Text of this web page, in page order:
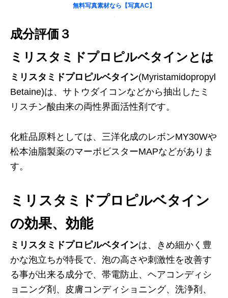
無料写真素材なら【写真AC】
成分評価３
ミリスタミドプロピルベタインとは
ミリスタミドプロピルベタイン(Myristamidopropyl
Betaine)は、サトウダイコンなどから抽出したミ
リスチン酸由来の両性界面活性剤です。
化粧品原料としては、三洋化成のレボンMY30Wや
松本油脂製薬のマーポビスターMAPなどがありま
す。
ミリスタミドプロピルベタイン
の効果、効能
ミリスタミドプロピルベタインは、きめ細かく豊
かな泡立ちが特長で、泡の高さや刺激性を改善す
る事が出来る成分で、帯電防止、ヘアコンディシ
ョニング剤、皮膚コンディショニング、洗浄剤、